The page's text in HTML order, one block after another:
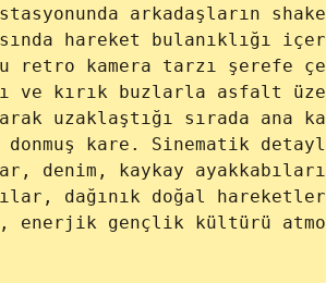
arkadaşların
hareket bulanıklığı
retro kamera tarzı şerefe
ve kırık buzlarla asfalt
uzaklaştığı sırada
kare. Sinematik
denim, kaykay
dağınık doğal
enerjik gençlik kültürü